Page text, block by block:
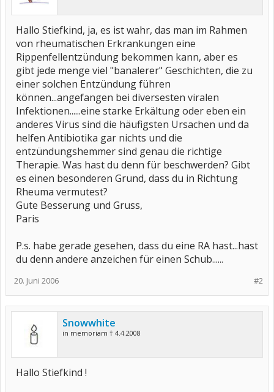
Hallo Stiefkind, ja, es ist wahr, das man im Rahmen
von rheumatischen Erkrankungen eine
Rippenfellentzündung bekommen kann, aber es
gibt jede menge viel "banalerer" Geschichten, die zu
einer solchen Entzündung führen
können...angefangen bei diversesten viralen
Infektionen......eine starke Erkältung oder eben ein
anderes Virus sind die häufigsten Ursachen und da
helfen Antibiotika gar nichts und die
entzündungshemmer sind genau die richtige
Therapie. Was hast du denn für beschwerden? Gibt
es einen besonderen Grund, dass du in Richtung
Rheuma vermutest?
Gute Besserung und Gruss,
Paris
P.s. habe gerade gesehen, dass du eine RA hast...hast
du denn andere anzeichen für einen Schub......
#2
20. Juni 2006
Snowwhite
in memoriam † 4.4.2008
Hallo Stiefkind !